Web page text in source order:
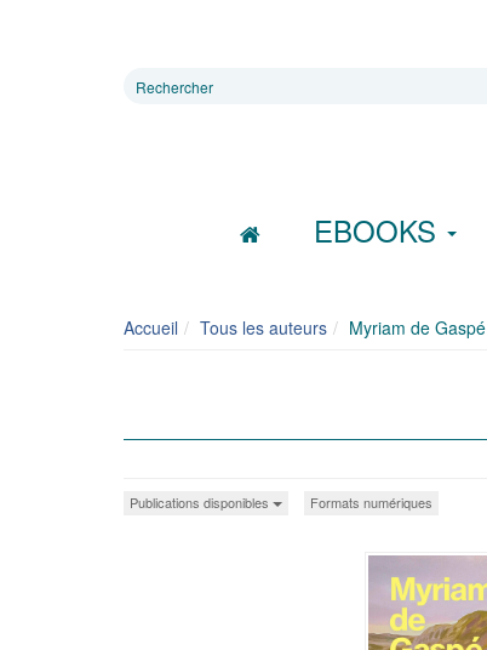
Rechercher
EBOOKS
Accueil Tous les auteurs Myriam de Gaspé
Publications disponibles Formats numériques